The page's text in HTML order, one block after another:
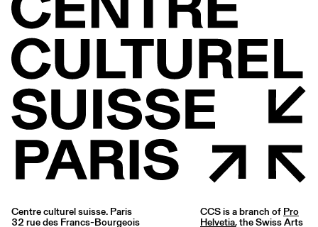
Centre culturel suisse. Paris
32 rue des Francs-Bourgeois
CCS is a branch of Pro
Helvetia, the Swiss Arts